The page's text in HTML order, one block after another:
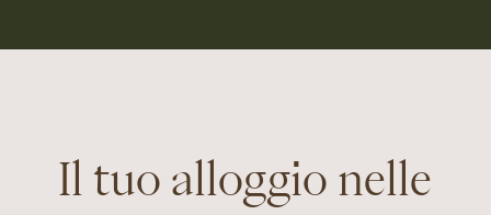
Il tuo alloggio nelle